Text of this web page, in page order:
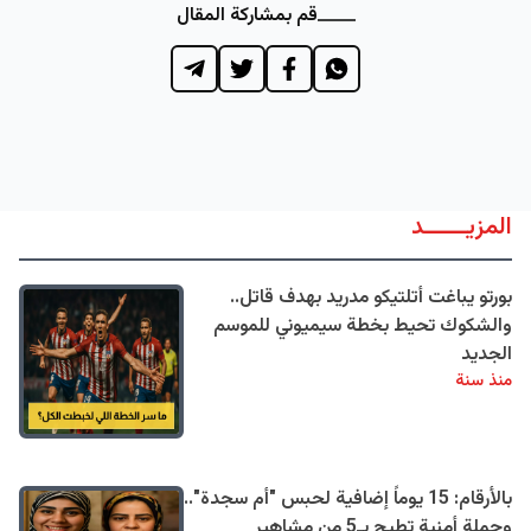
قم بمشاركة المقال
المزيــــــد
بورتو يباغت أتلتيكو مدريد بهدف قاتل..
والشكوك تحيط بخطة سيميوني للموسم
الجديد
منذ سنة
بالأرقام: 15 يوماً إضافية لحبس "أم سجدة"..